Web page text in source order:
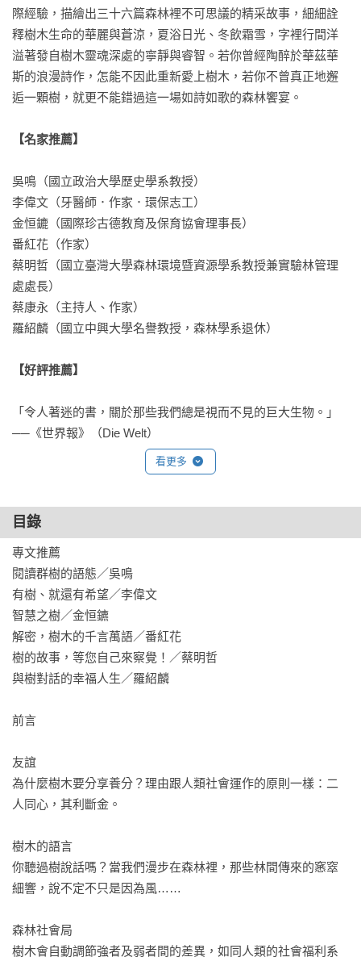
際經驗，描繪出三十六篇森林裡不可思議的精采故事，細細詮
釋樹木生命的華麗與蒼涼，夏浴日光、冬飲霜雪，字裡行間洋
溢著發自樹木靈魂深處的寧靜與睿智。若你曾經陶醉於華茲華
斯的浪漫詩作，怎能不因此重新愛上樹木，若你不曾真正地邂
逅一顆樹，就更不能錯過這一場如詩如歌的森林饗宴。
【名家推薦】
吳鳴（國立政治大學歷史學系教授）
李偉文（牙醫師．作家．環保志工）
金恒鏕（國際珍古德教育及保育協會理事長）
番紅花（作家）
蔡明哲（國立臺灣大學森林環境暨資源學系教授兼實驗林管理
處處長）
蔡康永（主持人、作家）
羅紹麟（國立中興大學名譽教授，森林學系退休）
【好評推薦】
「令人著迷的書，關於那些我們總是視而不見的巨大生物。」
──《世界報》（Die Welt）
「渥雷本只是一名小小的林務員，卻在森林裡發現了全世
──《明鏡週刊》（Spiegel）
「渥雷本將靈魂重新還給森林中的樹木。」
──《南德日報》（Süddeutsche Zeitung）
「讀完本書，人們將以嶄新的眼光看待樹木。」
──《自然雜誌》（Natur）
「一場森林摯友的盛宴！」
綠色世界。」
──《科學畫報》（Bild der Wissenschaft）
──德國時尚雜誌《Gala》
「渥雷本喚醒了對新生命的嚮往。」
看更多
目錄
專文推薦
閱讀群樹的語態／吳鳴
有樹、就還有希望／李偉文
智慧之樹／金恒鑣
解密，樹木的千言萬語／番紅花
樹的故事，等您自己來察覺！／蔡明哲
與樹對話的幸福人生／羅紹麟
前言
友誼
為什麼樹木要分享養分？理由跟人類社會運作的原則一樣：二
人同心，其利斷金。
樹木的語言
你聽過樹說話嗎？當我們漫步在森林裡，那些林間傳來的窸窣
細響，說不定不只是因為風……
森林社會局
樹木會自動調節強者及弱者間的差異，如同人類的社會福利系